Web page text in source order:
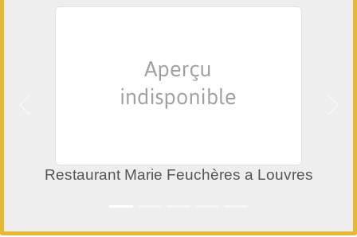
Restaurant Marie Feuchères a Louvres